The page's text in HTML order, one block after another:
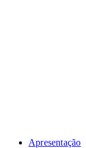
Apresentação